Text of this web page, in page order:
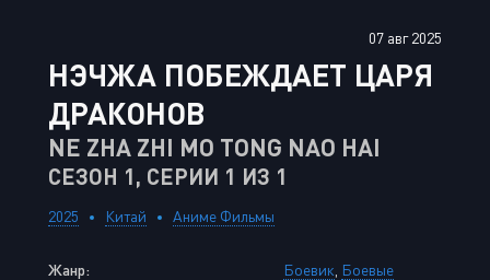
07 авг 2025
НЭЧЖА ПОБЕЖДАЕТ ЦАРЯ
ДРАКОНОВ
NE ZHA ZHI MO TONG NAO HAI
СЕЗОН 1, СЕРИИ 1 ИЗ 1
2025 Китай Аниме Фильмы
Жанр: Боевик Боевые